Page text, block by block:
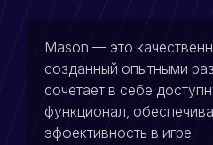
Mason — это
созданный опытными
сочетает в себе
функционал,
эффективность в игре.